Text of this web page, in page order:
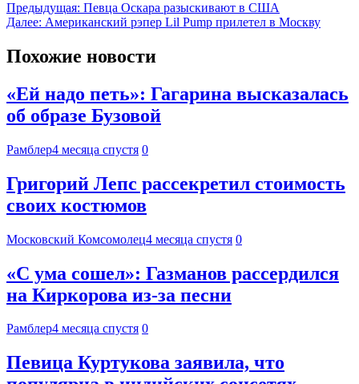
Предыдущая: Певца Оскара разыскивают в США
Далее: Американский рэпер Lil Pump прилетел в Москву
Похожие новости
«Ей надо петь»: Гагарина высказалась
об образе Бузовой
Рамблер4 месяца спустя 0
Григорий Лепс рассекретил стоимость
своих костюмов
Московский Комсомолец4 месяца спустя 0
«С ума сошел»: Газманов рассердился
на Киркорова из-за песни
Рамблер4 месяца спустя 0
Певица Куртукова заявила, что